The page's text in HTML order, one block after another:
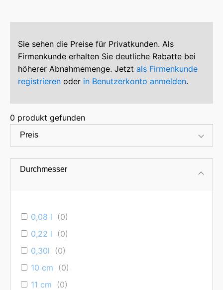
Sie sehen die Preise für Privatkunden. Als
Firmenkunde erhalten Sie deutliche Rabatte bei
höherer Abnahmemenge. Jetzt als Firmenkunde
registrieren oder in Benutzerkonto anmelden.
0 produkt gefunden
Preis
Durchmesser
0,08 l (0)
0,22 l (0)
0,30l (0)
10 cm (0)
11 cm (0)
Es wurden keine Produkte gefunden, die
deiner Auswahl entsprechen.